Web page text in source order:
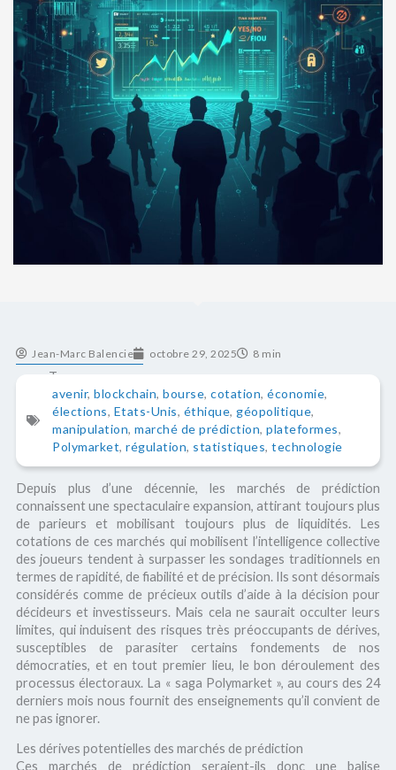
Jean-Marc Balencie octobre 29, 2025 8 min
Tags
avenir, blockchain, bourse, cotation, économie,
élections, Etats-Unis, éthique, géopolitique,
manipulation, marché de prédiction, plateformes,
Polymarket, régulation, statistiques, technologie
Depuis plus d’une décennie, les marchés de prédiction
connaissent une spectaculaire expansion, attirant toujours plus
de parieurs et mobilisant toujours plus de liquidités. Les
cotations de ces marchés qui mobilisent l’intelligence collective
des joueurs tendent à surpasser les sondages traditionnels en
termes de rapidité, de fiabilité et de précision. Ils sont désormais
considérés comme de précieux outils d’aide à la décision pour
décideurs et investisseurs. Mais cela ne saurait occulter leurs
limites, qui induisent des risques très préoccupants de dérives,
susceptibles de parasiter certains fondements de nos
démocraties, et en tout premier lieu, le bon déroulement des
processus électoraux. La « saga Polymarket », au cours des 24
derniers mois nous fournit des enseignements qu’il convient de
ne pas ignorer.
Les dérives potentielles des marchés de prédiction
Ces marchés de prédiction seraient-ils donc une balise